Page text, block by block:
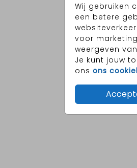
Wij gebruiken
een betere
voor
weergeven
Je kunt jouw
ons ons